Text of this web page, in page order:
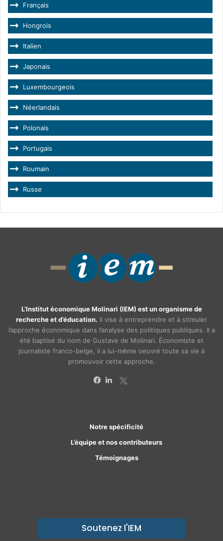
Français
Hongrois
Italien
Japonais
Luxembourgeois
Néerlandais
Polonais
Portugais
Roumain
Russe
L’Institut économique Molinari (IEM) est un organisme de
recherche et d’éducation. Il vise à entreprendre et à stimuler
l’approche économique dans l’analyse des politiques publiques. Il a
été baptisé du nom de Gustave de Molinari. Économiste et
journaliste franco-belge, il a lui-même oeuvré toute sa vie à
promouvoir cette approche.
Notre spécificité
L’équipe et nos contributeurs
Témoignages
Soutenez l'IEM